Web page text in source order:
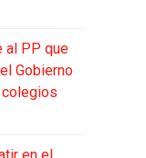
al PP que
Gobierno